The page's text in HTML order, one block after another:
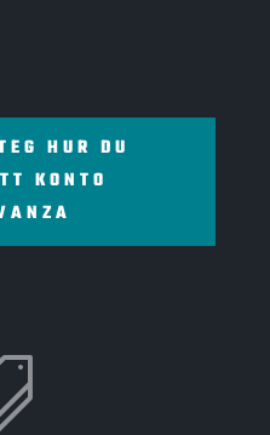
HUR DU
KONTO